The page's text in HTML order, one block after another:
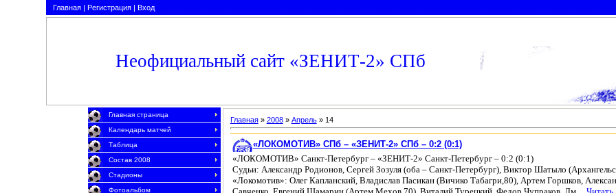
Главная |Регистрация |Вход
Неофициальный сайт «ЗЕНИТ-2» СПб
Главная страница
Календарь матчей
Таблица
Состав 2008
Стадионы
Фотоальбом
Главная» 2008 » Апрель » 14
«ЛОКОМОТИВ» СПб – «ЗЕНИТ-2» СПб – 0:2 (0:1)
«ЛОКОМОТИВ» Санкт-Петербург – «ЗЕНИТ-2» Санкт-Петербург – 0:2 (0:1)
Судьи: Александр Родионов, Сергей Зозуля (оба – Санкт-Петербург), Виктор Шатыло
«Локомотив»: Олег Капланский, Владислав Пасикан (Вичико Табагри,80), Артем Горшков,